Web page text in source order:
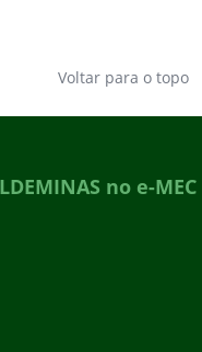
Voltar para o topo
no e-MEC